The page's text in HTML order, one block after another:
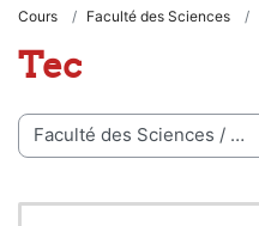
Cours Faculté des Sciences
Tec
de cours